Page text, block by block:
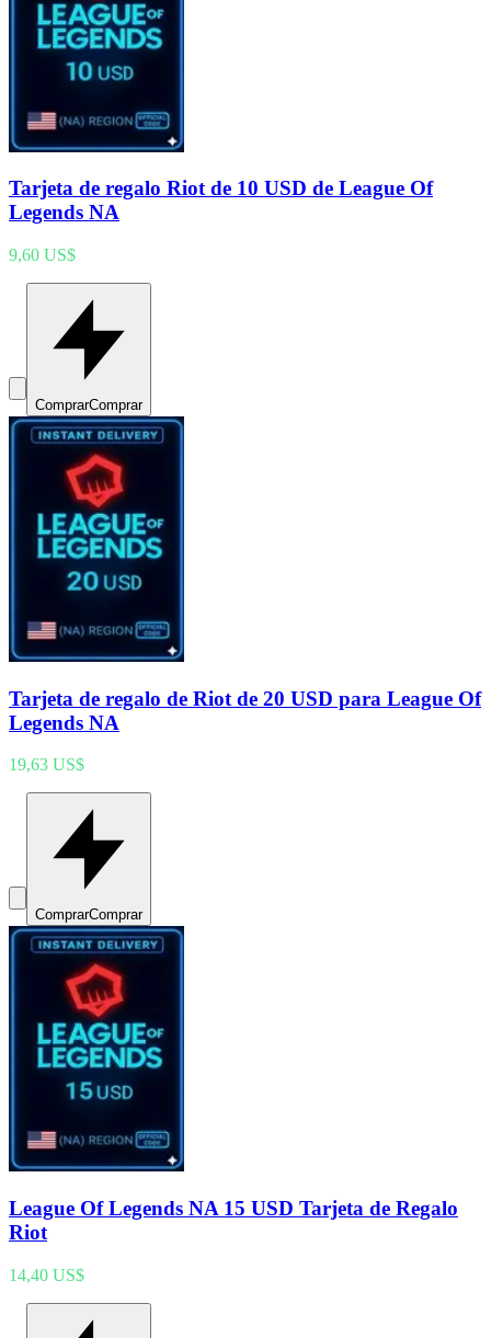
Tarjeta de regalo Riot de 10 USD de League Of
Legends NA
9,60 US$
ComprarComprar
Tarjeta de regalo de Riot de 20 USD para League Of
Legends NA
19,63 US$
ComprarComprar
League Of Legends NA 15 USD Tarjeta de Regalo
Riot
14,40 US$